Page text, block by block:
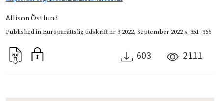
Allison Östlund
Published inEuroparättslig tidskrift nr 3 2022, September 2022s. 351–366
603 2111